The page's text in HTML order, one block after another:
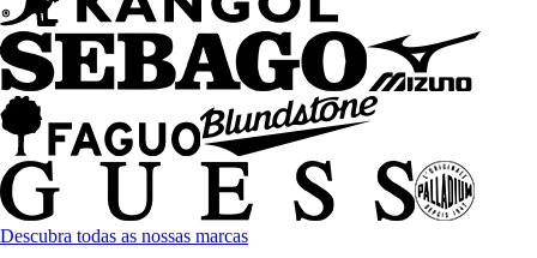
Descubra todas as nossas marcas